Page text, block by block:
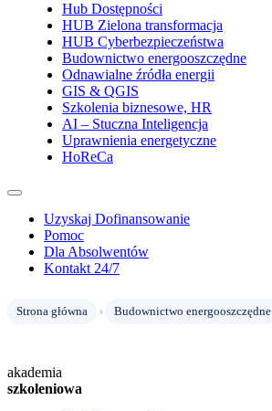
Hub Dostępności
HUB Zielona transformacja
HUB Cyberbezpieczeństwa
Budownictwo energooszczędne
Odnawialne źródła energii
GIS & QGIS
Szkolenia biznesowe, HR
AI – Stuczna Inteligencja
Uprawnienia energetyczne
HoReCa
Uzyskaj Dofinansowanie
Pomoc
Dla Absolwentów
Kontakt 24/7
Strona główna › Budownictwo energooszczędne
akademia
szkoleniowa